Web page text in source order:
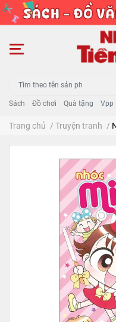
Sách Đồ chơi Quà tặng Vpp
Trang chủ / Truyện tranh /